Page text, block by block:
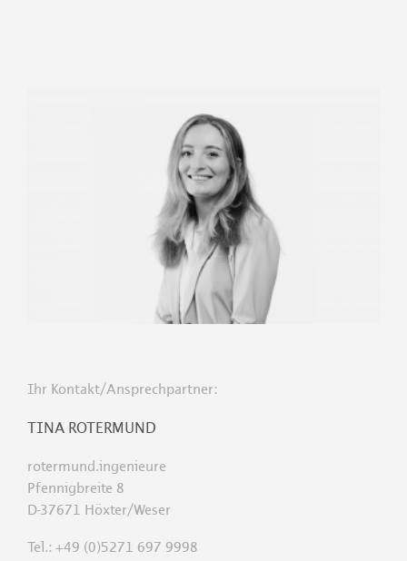
Ihr Kontakt/Ansprechpartner:
TINA ROTERMUND
rotermund.ingenieure
Pfennigbreite 8
D-37671 Höxter/Weser
Tel.: +49 (0)5271 697 9998